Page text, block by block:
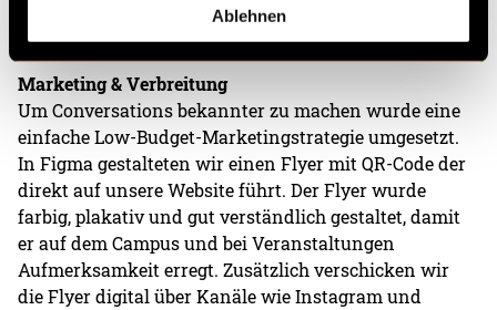
Ablehnen
Marketing & Verbreitung
Um Conversations bekannter zu machen wurde eine
einfache Low-Budget-Marketingstrategie umgesetzt.
In Figma gestalteten wir einen Flyer mit QR-Code der
direkt auf unsere Website führt. Der Flyer wurde
farbig, plakativ und gut verständlich gestaltet, damit
er auf dem Campus und bei Veranstaltungen
Aufmerksamkeit erregt. Zusätzlich verschicken wir
die Flyer digital über Kanäle wie Instagram und